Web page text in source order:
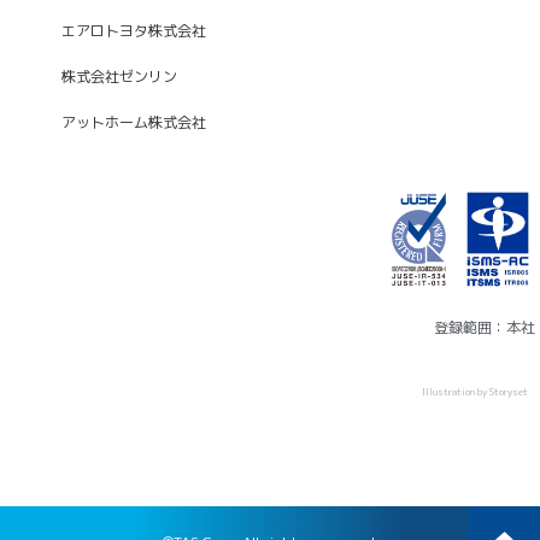
エアロトヨタ株式会社
株式会社ゼンリン
アットホーム株式会社
登録範囲：本社
Illustration by Storyset